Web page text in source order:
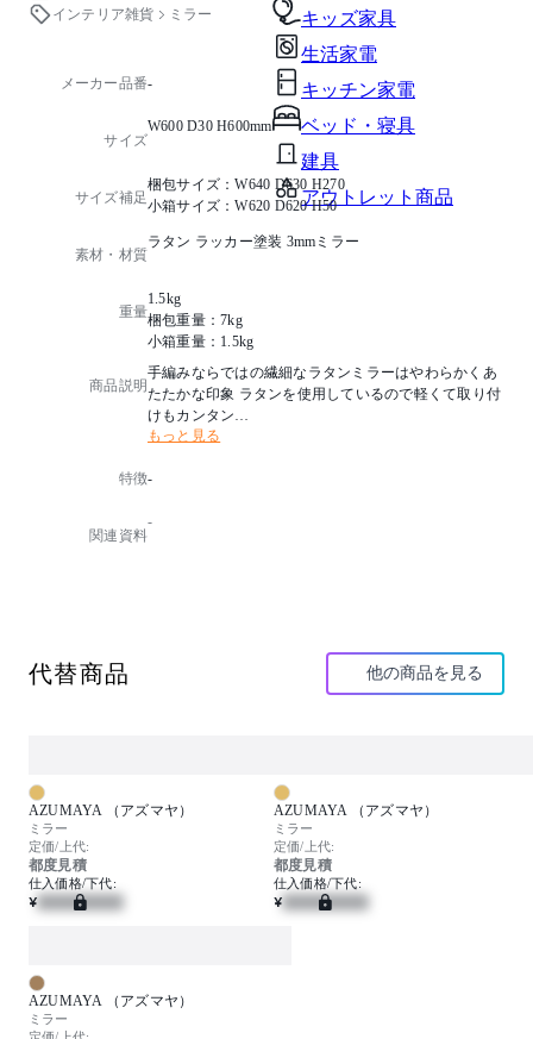
キッズ家具
生活家電
キッチン家電
ベッド・寝具
建具
アウトレット商品
インテリア雑貨
ミラー
メーカー品番-
サイズ
W600 D30 H600mm
サイズ補足
梱包サイズ：W640 D630 H270
小箱サイズ：W620 D620 H50
素材・材質
ラタン ラッカー塗装 3mmミラー
重量
1.5kg
梱包重量：7kg
小箱重量：1.5kg
商品説明
手編みならではの繊細なラタンミラーはやわらかくあ
たたかな印象 ラタンを使用しているので軽くて取り付
けもカンタン
。ラタンは性質上、毛羽立ち、染み(導管や繊維)、割
天然素材を使用しておりますのでご了承ください。
もっと見る
特徴-
関連資料
-
代替商品 他の商品を見る
AZUMAYA （アズマヤ）
ミラー
定価/上代:
都度見積
仕入価格/下代:
¥
AZUMAYA （アズマヤ）
ミラー
定価/上代:
都度見積
仕入価格/下代:
¥
AZUMAYA （アズマヤ）
ミラー
定価/上代: